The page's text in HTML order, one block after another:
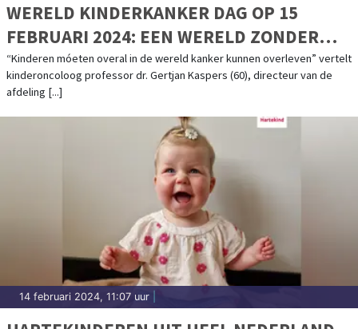
WERELD KINDERKANKER DAG OP 15
FEBRUARI 2024: EEN WERELD ZONDER
KINDERKANKER
“Kinderen móeten overal in de wereld kanker kunnen overleven” vertelt
kinderoncoloog professor dr. Gertjan Kaspers (60), directeur van de
afdeling [...]
14 februari 2024, 11:07 uur